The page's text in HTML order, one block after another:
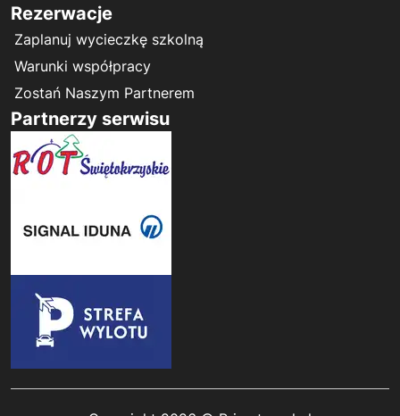
Rezerwacje
Zaplanuj wycieczkę szkolną
Warunki współpracy
Zostań Naszym Partnerem
Partnerzy serwisu